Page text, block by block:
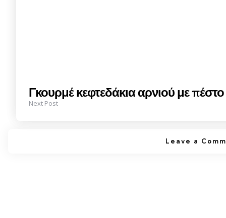
Γκουρμέ κεφτεδάκια αρνιού με
Next Post
Leave a